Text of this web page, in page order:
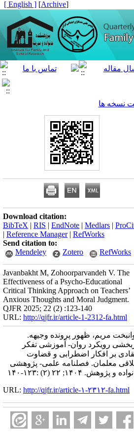
[
Archive
]
[ English ]
نسخه ها
Download citation:
BibTeX | RIS | EndNote | Medlars |
| Reference Manager| RefWorks
Send citation to:
Mendeley
Zotero RefWorks
Javanbakht M, Zohoorparvandeh V. The
Effectiveness of a Psycho-Educational
Critical Thinking Approach on Teachers’
Anxious Thoughts and Moral Judgment.
QJFR 2025; 22 (2) :123-140
URL: http://qjfr.ir/article-1-2312-fa.html
مریم، ظهور پرونده وجیهه.
رویکرد روان- آموزشی تفکر
بر افکار اضطرابی و قضاوت
معلمان. فصلنامه علمی- پژوهشی
و پژوهش. ۱۴۰۴; ۲۲ (۲) :۱۲۳-۱۴۰
URL: http://qjfr.ir/article-۱-۲۳۱۲-fa.html